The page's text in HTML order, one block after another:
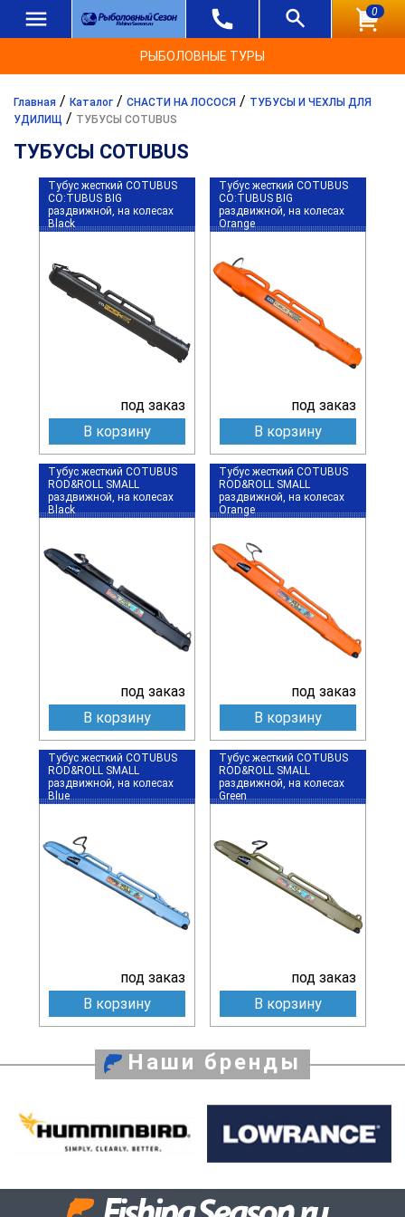
0
РЫБОЛОВНЫЕ ТУРЫ
Главная / Каталог / СНАСТИ НА ЛОСОСЯ / ТУБУСЫ И ЧЕХЛЫ ДЛЯ
УДИЛИЩ / ТУБУСЫ COTUBUS
ТУБУСЫ COTUBUS
Тубус жесткий COTUBUS
CO:TUBUS BIG
раздвижной, на колесах
Black
под заказ
В корзину
Тубус жесткий COTUBUS
CO:TUBUS BIG
раздвижной, на колесах
Orange
под заказ
В корзину
Тубус жесткий COTUBUS
ROD&ROLL SMALL
раздвижной, на колесах
Black
под заказ
В корзину
Тубус жесткий COTUBUS
ROD&ROLL SMALL
раздвижной, на колесах
Orange
под заказ
В корзину
Тубус жесткий COTUBUS
ROD&ROLL SMALL
раздвижной, на колесах
Blue
под заказ
В корзину
Тубус жесткий COTUBUS
ROD&ROLL SMALL
раздвижной, на колесах
Green
под заказ
В корзину
Наши бренды